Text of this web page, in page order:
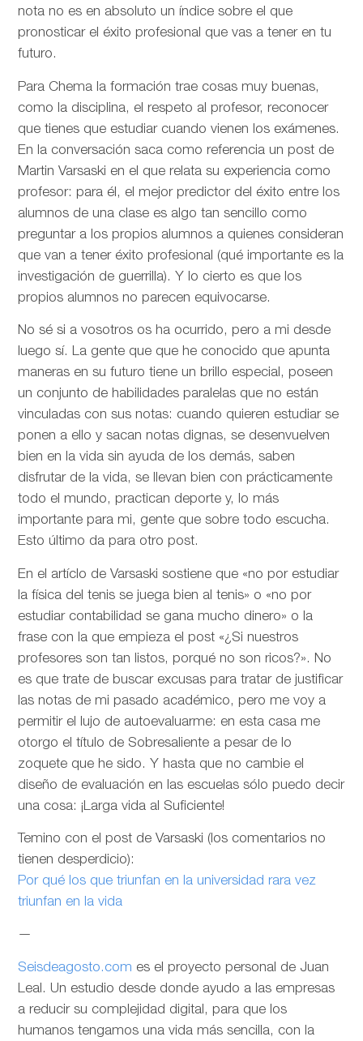
nota no es en absoluto un índice sobre el que
pronosticar el éxito profesional que vas a tener en tu
futuro.
Para Chema la formación trae cosas muy buenas,
como la disciplina, el respeto al profesor, reconocer
que tienes que estudiar cuando vienen los exámenes.
En la conversación saca como referencia un post de
Martin Varsaski en el que relata su experiencia como
profesor: para él, el mejor predictor del éxito entre los
alumnos de una clase es algo tan sencillo como
preguntar a los propios alumnos a quienes consideran
que van a tener éxito profesional (qué importante es la
investigación de guerrilla). Y lo cierto es que los
propios alumnos no parecen equivocarse.
No sé si a vosotros os ha ocurrido, pero a mi desde
luego sí. La gente que que he conocido que apunta
maneras en su futuro tiene un brillo especial, poseen
un conjunto de habilidades paralelas que no están
vinculadas con sus notas: cuando quieren estudiar se
ponen a ello y sacan notas dignas, se desenvuelven
bien en la vida sin ayuda de los demás, saben
disfrutar de la vida, se llevan bien con prácticamente
todo el mundo, practican deporte y, lo más
importante para mi, gente que sobre todo escucha.
Esto último da para otro post.
En el artíclo deVarsaski sostiene que «no por estudiar
la física del tenis se juega bien al tenis» o «no por
estudiar contabilidad se gana mucho dinero» o la
frase con la que empieza el post «¿Si nuestros
profesores son tan listos, porqué no son ricos?». No
es que trate de buscar excusas para tratar de justificar
las notas de mi pasado académico, pero me voy a
permitir el lujo de autoevaluarme: en esta casa me
otorgo el título de Sobresaliente a pesar de lo
zoquete que he sido. Y hasta que no cambie el
diseño de evaluación en las escuelas sólo puedo decir
una cosa: ¡Larga vida al Suficiente!
Temino con el post de Varsaski (los comentarios no
tienen desperdicio):
Por qué los que triunfan en la universidad rara vez
triunfan en la vida
—
Seisdeagosto.com es el proyecto personal de Juan
Leal. Un estudio desde donde ayudo a las empresas
a reducir su complejidad digital, para que los
humanos tengamos una vida más sencilla, con la